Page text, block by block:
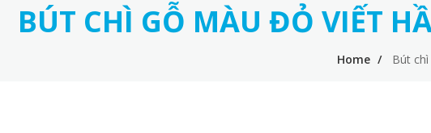
BÚT CHÌ GỖ MÀU ĐỎ VIẾT
Home Bút